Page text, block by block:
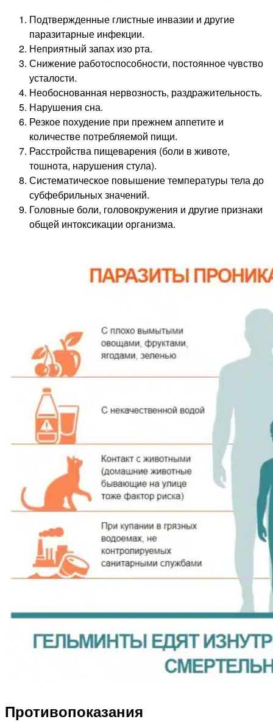
Подтвержденные глистные инвазии и другие
паразитарные инфекции.
Неприятный запах изо рта.
Снижение работоспособности, постоянное чувство
усталости.
Необоснованная нервозность, раздражительность.
Нарушения сна.
Резкое похудение при прежнем аппетите и
количестве потребляемой пищи.
Расстройства пищеварения (боли в животе,
тошнота, нарушения стула).
Систематическое повышение температуры тела до
субфебрильных значений.
Головные боли, головокружения и другие признаки
общей интоксикации организма.
Противопоказания